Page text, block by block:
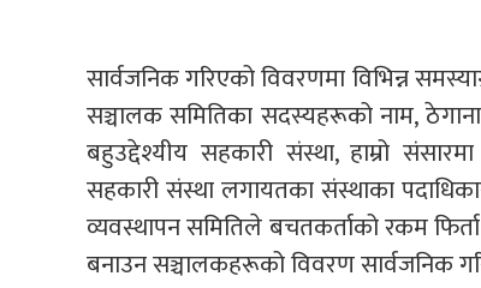
सार्वजनिक गरिएको विवरणमा विभिन्न
सञ्चालक समितिका सदस्यहरूको नाम,
बहुउद्देश्यीय सहकारी संस्था, हाम्रो
सहकारी संस्था लगायतका संस्थाका
व्यवस्थापन समितिले बचतकर्ताको रकम फिर्ता,
बनाउन सञ्चालकहरूको विवरण सार्वजनिक